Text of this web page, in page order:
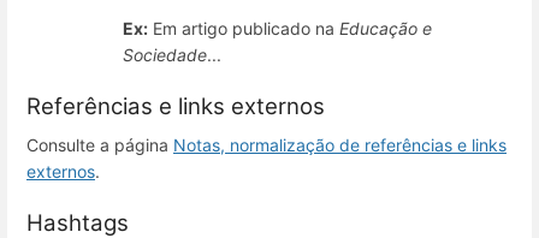
Ex: Em artigo publicado na Educação e
Sociedade...
Referências e links externos
Consulte a página Notas, normalização de referências e links
externos.
Hashtags